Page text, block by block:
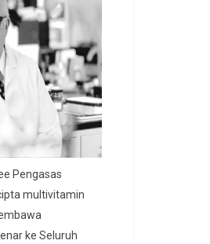
Pengasas
multivitamin
ke Seluruh